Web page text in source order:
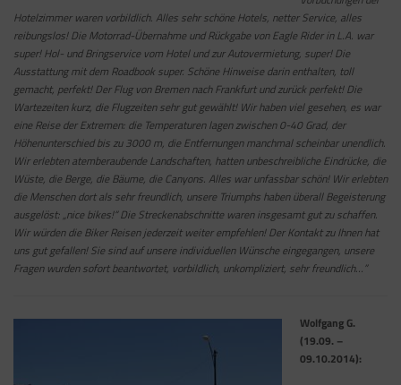
Hotelzimmer waren vorbildlich. Alles sehr schöne Hotels, netter Service, alles
reibungslos! Die Motorrad-Übernahme und Rückgabe von Eagle Rider in L.A. war
super! Hol- und Bringservice vom Hotel und zur Autovermietung, super! Die
Ausstattung mit dem Roadbook super. Schöne Hinweise darin enthalten, toll
gemacht, perfekt! Der Flug von Bremen nach Frankfurt und zurück perfekt! Die
Wartezeiten kurz, die Flugzeiten sehr gut gewählt! Wir haben viel gesehen, es war
eine Reise der Extremen: die Temperaturen lagen zwischen 0-40 Grad, der
Höhenunterschied bis zu 3000 m, die Entfernungen manchmal scheinbar unendlich.
Wir erlebten atemberaubende Landschaften, hatten unbeschreibliche Eindrücke, die
Wüste, die Berge, die Bäume, die Canyons. Alles war unfassbar schön! Wir erlebten
die Menschen dort als sehr freundlich, unsere Triumphs haben überall Begeisterung
ausgelöst: „nice bikes!“ Die Streckenabschnitte waren insgesamt gut zu schaffen.
Wir würden die Biker Reisen jederzeit weiter empfehlen! Der Kontakt zu Ihnen hat
uns gut gefallen! Sie sind auf unsere individuellen Wünsche eingegangen, unsere
Fragen wurden sofort beantwortet, vorbildlich, unkompliziert, sehr freundlich…”
Wolfgang G.
(19.09. –
09.10.2014):